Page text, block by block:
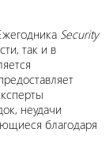
Security
так и в
неудачи
благодаря